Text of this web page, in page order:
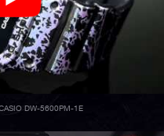
DW-5600PM-1E